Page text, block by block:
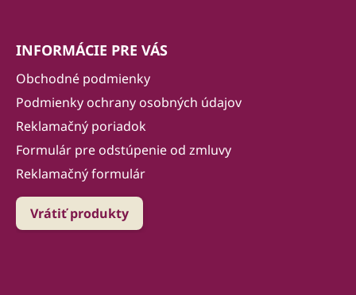
INFORMÁCIE PRE VÁS
Obchodné podmienky
Podmienky ochrany osobných údajov
Reklamačný poriadok
Formulár pre odstúpenie od zmluvy
Reklamačný formulár
Vrátiť produkty